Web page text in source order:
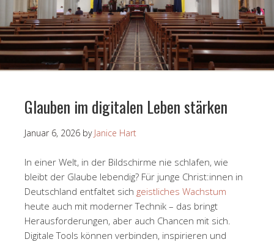
Glauben im digitalen Leben stärken
Januar 6, 2026 by Janice Hart
In einer Welt, in der Bildschirme nie schlafen, wie
bleibt der Glaube lebendig? Für junge Christ:innen in
Deutschland entfaltet sich geistliches Wachstum
heute auch mit moderner Technik – das bringt
Herausforderungen, aber auch Chancen mit sich.
Digitale Tools können verbinden, inspirieren und